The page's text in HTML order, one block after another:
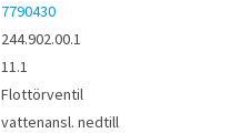
7790430
244.902.00.1
11.1
Flottörventil
vattenansl. nedtill